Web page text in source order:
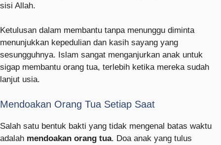
sisi Allah.
Ketulusan dalam membantu tanpa menunggu diminta
menunjukkan kepedulian dan kasih sayang yang
sesungguhnya. Islam sangat menganjurkan anak untuk
sigap membantu orang tua, terlebih ketika mereka sudah
lanjut usia.
Mendoakan Orang Tua Setiap Saat
Salah satu bentuk bakti yang tidak mengenal batas waktu
adalah mendoakan orang tua. Doa anak yang tulus